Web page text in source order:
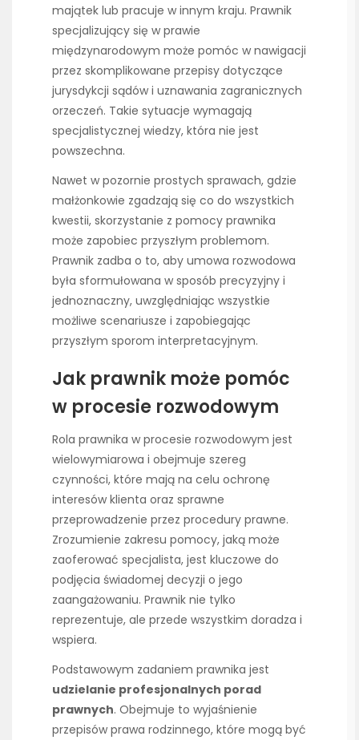
majątek lub pracuje w innym kraju. Prawnik
specjalizujący się w prawie
międzynarodowym może pomóc w nawigacji
przez skomplikowane przepisy dotyczące
jurysdykcji sądów i uznawania zagranicznych
orzeczeń. Takie sytuacje wymagają
specjalistycznej wiedzy, która nie jest
powszechna.
Nawet w pozornie prostych sprawach, gdzie
małżonkowie zgadzają się co do wszystkich
kwestii, skorzystanie z pomocy prawnika
może zapobiec przyszłym problemom.
Prawnik zadba o to, aby umowa rozwodowa
była sformułowana w sposób precyzyjny i
jednoznaczny, uwzględniając wszystkie
możliwe scenariusze i zapobiegając
przyszłym sporom interpretacyjnym.
Jak prawnik może pomóc
w procesie rozwodowym
Rola prawnika w procesie rozwodowym jest
wielowymiarowa i obejmuje szereg
czynności, które mają na celu ochronę
interesów klienta oraz sprawne
przeprowadzenie przez procedury prawne.
Zrozumienie zakresu pomocy, jaką może
zaoferować specjalista, jest kluczowe do
podjęcia świadomej decyzji o jego
zaangażowaniu. Prawnik nie tylko
reprezentuje, ale przede wszystkim doradza i
wspiera.
Podstawowym zadaniem prawnika jest
udzielanie profesjonalnych porad
prawnych. Obejmuje to wyjaśnienie
przepisów prawa rodzinnego, które mogą być